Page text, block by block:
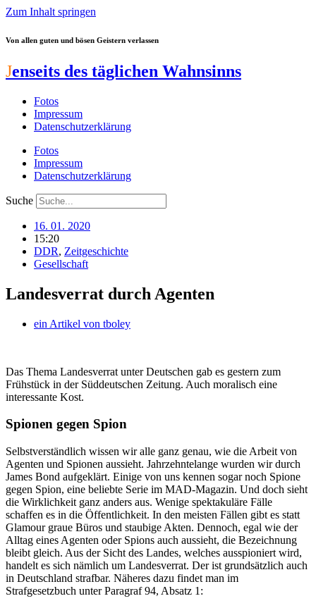
Zum Inhalt springen
Von allen guten und bösen Geistern verlassen
Jenseits des täglichen Wahnsinns
Fotos
Impressum
Datenschutzerklärung
Fotos
Impressum
Datenschutzerklärung
Suche
16. 01. 2020
15:20
DDR, Zeitgeschichte
Gesellschaft
Landesverrat durch Agenten
ein Artikel von tboley
Das Thema Landesverrat unter Deutschen gab es gestern zum
Frühstück in der Süddeutschen Zeitung. Auch moralisch eine
interessante Kost.
Spionen gegen Spion
Selbstverständlich wissen wir alle ganz genau, wie die Arbeit von
Agenten und Spionen aussieht. Jahrzehntelange wurden wir durch
James Bond aufgeklärt. Einige von uns kennen sogar noch Spione
gegen Spion, eine beliebte Serie im MAD-Magazin. Und doch sieht
die Wirklichkeit ganz anders aus. Wenige spektakuläre Fälle
schaffen es in die Öffentlichkeit. In den meisten Fällen gibt es statt
Glamour graue Büros und staubige Akten. Dennoch, egal wie der
Alltag eines Agenten oder Spions auch aussieht, die Bezeichnung
bleibt gleich. Aus der Sicht des Landes, welches ausspioniert wird,
handelt es sich nämlich um Landesverrat. Der ist grundsätzlich auch
in Deutschland strafbar. Näheres dazu findet man im
Strafgesetzbuch unter Paragraf 94, Absatz 1: